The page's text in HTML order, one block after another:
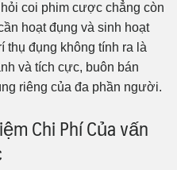
coi phim cược chẳng còn
hoạt đụng và sinh hoạt
thụ đụng không tính ra là
và tích cực, buôn bán
riêng của đa phần người.
Chi Phí Của vấn